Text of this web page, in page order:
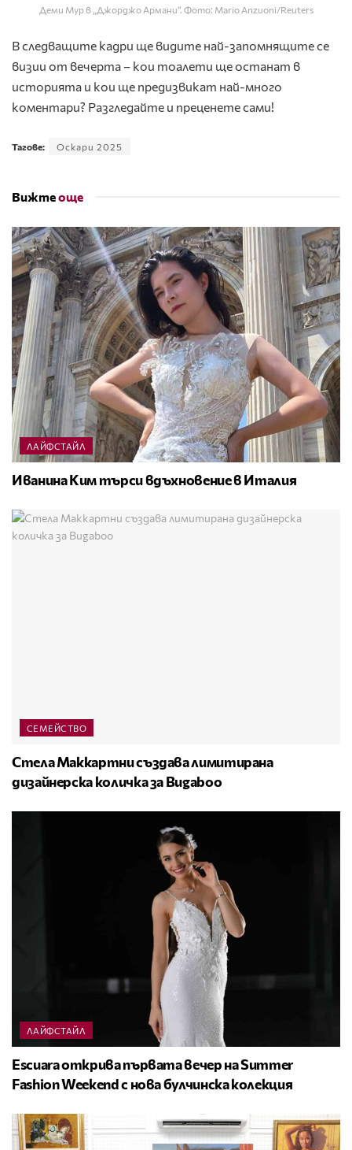
Деми Мур в „Джорджо Армани“. Фото: Mario Anzuoni/Reuters
В следващите кадри ще видите най-запомнящите се
визии от вечерта – кои тоалети ще останат в
историята и кои ще предизвикат най-много
коментари? Разгледайте и преценете сами!
Тагове: Оскари 2025
Вижтеоще
ЛАЙФСТАЙЛ
Иванина Ким търси вдъхновение в Италия
СЕМЕЙСТВО
Стела Маккартни създава лимитирана
дизайнерска количка за Bugaboo
ЛАЙФСТАЙЛ
Escuara открива първата вечер на Summer
Fashion Weekend с нова булчинска колекция